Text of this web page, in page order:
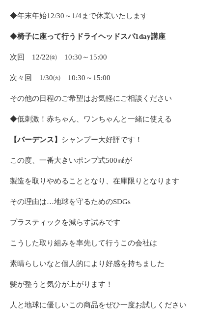
◆年末年始12/30～1/4まで休業いたします
◆椅子に座って行うドライヘッドスパ1day講座
次回 12/22㈮ 10:30～15:00
次々回 1/30㈫ 10:30～15:00
その他の日程のご希望はお気軽にご相談ください
◆低刺激！赤ちゃん、ワンちゃんと一緒に使える
【バーデンス】 シャンプー大好評です！
この度、一番大きいポンプ式500㎖が
製造を取りやめることとなり、在庫限りとなります
その理由は…地球を守るためのSDGs
プラスティックを減らす試みです
こうした取り組みを率先して行うこの会社は
素晴らしいなと個人的により好感を持ちました
髪が整うと気分が上がります！
人と地球に優しいこの商品をぜひ一度お試しください